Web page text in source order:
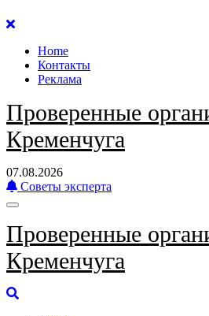
Перейти
содержанию
Home
Контакты
Реклама
Проверенные
Кременчуга
07.08.2026
Советы эксперта
Проверенные
Кременчуга